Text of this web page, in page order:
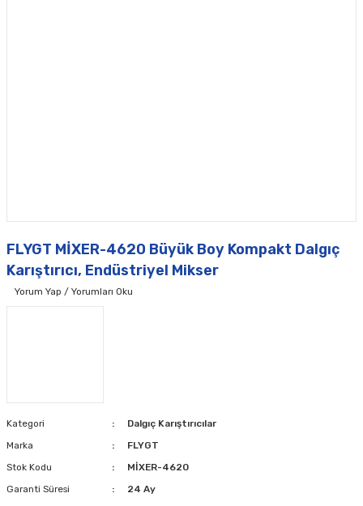
FLYGT MİXER-4620 Büyük Boy Kompakt Dalgıç
Karıştırıcı, Endüstriyel Mikser
Yorum Yap / Yorumları Oku
Kategori
Dalgıç Karıştırıcılar
Marka
FLYGT
Stok Kodu
MİXER-4620
Garanti Süresi
24 Ay